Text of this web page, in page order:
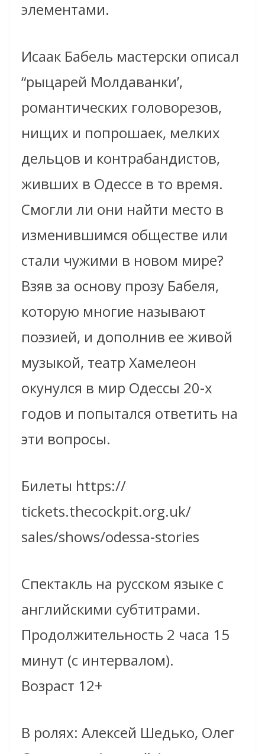
элементами.
Исаак Бабель мастерски описал
“рыцарей Молдаванки’,
романтических головорезов,
нищих и попрошаек, мелких
дельцов и контрабандистов,
живших в Одессе в то время.
Смогли ли они найти место в
изменившимся обществе или
стали чужими в новом мире?
Взяв за основу прозу Бабеля,
которую многие называют
поэзией, и дополнив ее живой
музыкой, театр Хамелеон
окунулся в мир Одессы 20-х
годов и попытался ответить на
эти вопросы.
Билеты https://
tickets.thecockpit.org.uk/
sales/shows/odessa-stories
Спектакль на русском языке с
английскими субтитрами.
Продолжительность 2 часа 15
минут (с интервалом).
Возраст 12+
В ролях: Алексей Шедько, Олег